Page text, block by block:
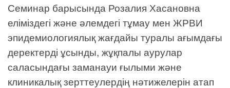
Семинар барысында Розалия Хасановна
еліміздегі және әлемдегі тұмау мен ЖРВИ
эпидемиологиялық жағдайы туралы ағымдағы
деректерді ұсынды, жұқпалы аурулар
саласындағы заманауи ғылыми және
клиникалық зерттеулердің нәтижелерін атап